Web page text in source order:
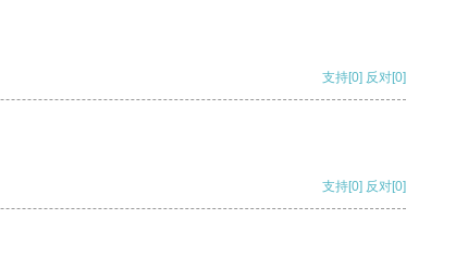
支持[0] 反对[0]
支持[0] 反对[0]